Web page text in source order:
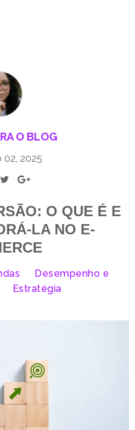
O BLOG
02, 2025
O QUE É E
LA NO E-
Desempenho e
Estratégia